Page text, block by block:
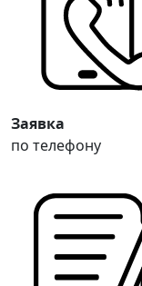
Заявка
по телефону